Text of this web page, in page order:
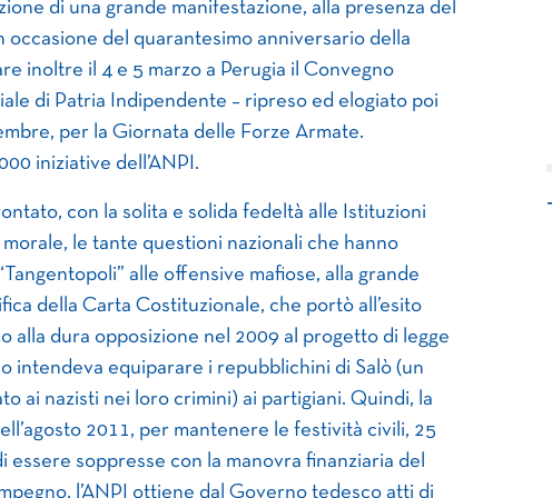
di una grande manifestazione, alla presenza del
occasione del quarantesimo anniversario della
inoltre il 4 e 5 marzo a Perugia il Convegno
di Patria Indipendente – ripreso ed elogiato poi
per la Giornata delle Forze Armate.
iniziative dell’ANPI.
con la solita e solida fedeltà alle Istituzioni
le tante questioni nazionali che hanno
alle offensive mafiose, alla grande
della Carta Costituzionale, che portò all’esito
alla dura opposizione nel 2009 al progetto di legge
intendeva equiparare i repubblichini di Salò (un
ai nazisti nei loro crimini) ai partigiani. Quindi, la
2011, per mantenere le festività civili, 25
essere soppresse con la manovra finanziaria del
l’ANPI ottiene dal Governo tedesco atti di